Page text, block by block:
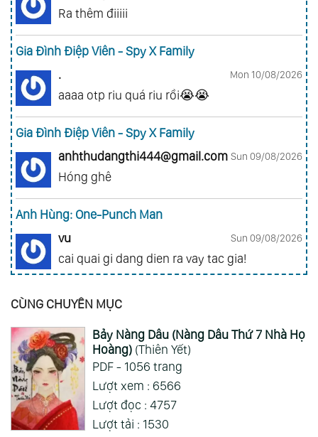
Ra thêm điiiii
Gia Đình Điệp Viên - Spy X Family
.
Mon 10/08/2026
aaaa otp riu quá riu rồi😭😭
Gia Đình Điệp Viên - Spy X Family
anhthudangthi444@gmail.com Sun 09/08/2026
Hóng ghê
Anh Hùng: One-Punch Man
vu
Sun 09/08/2026
cai quai gi dang dien ra vay tac gia!
Đảo Hải Tặc - One Piece
Nhớ quá nhớ,nhiều lúc muốn côi mà không
xem được phải xem rivew, giờ có cái app này
đọc sướng ghê
Xem Thêm
CÙNG CHUYÊN MỤC
Bảy Nàng Dâu (Nàng Dâu Thứ 7 Nhà Họ
Hoàng)(Thiên Yết)
PDF - 1056 trang
Lượt xem : 6566
Lượt đọc : 4757
Lượt tải : 1530